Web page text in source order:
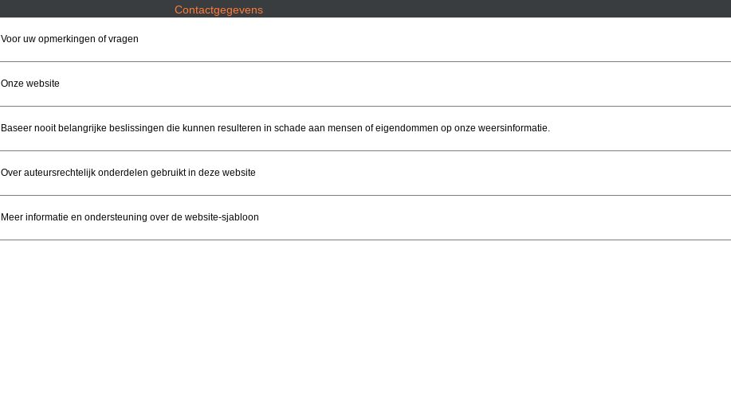
Contactgegevens
Voor uw opmerkingen of vragen
Onze website
Baseer nooit belangrijke beslissingen die kunnen resulteren in schade aan mensen of eigendommen op onze weersinformatie.
Over auteursrechtelijk onderdelen gebruikt in deze website
Meer informatie en ondersteuning over de website-sjabloon